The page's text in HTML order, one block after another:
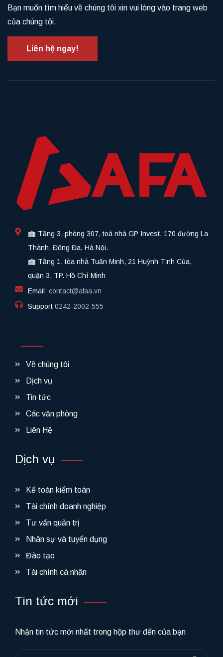
Bạn muốn tìm hiểu về chúng tôi xin vui lòng vào trang web
của chúng tôi.
Liên hệ ngay!
Tầng 3, phòng 307, toà nhà GP Invest, 170 đường La
Thành, Đống Đa, Hà Nội.
Tầng 1, tòa nhà Tuấn Minh, 21 Huỳnh Tịnh Của,
quận 3, TP. Hồ Chí Minh
Email: contact@afaa.vn
Support 0242-2002-555​
Về chúng tôi
Dịch vụ
Tin tức
Các văn phòng
Liên Hệ
Dịch vụ
Kế toán kiểm toán
Tài chính doanh nghiệp
Tư vấn quản trị
Nhân sự và tuyển dụng
Đào tạo
Tài chính cá nhân
Tin tức mới
Nhận tin tức mới nhất trong hộp thư đến của bạn